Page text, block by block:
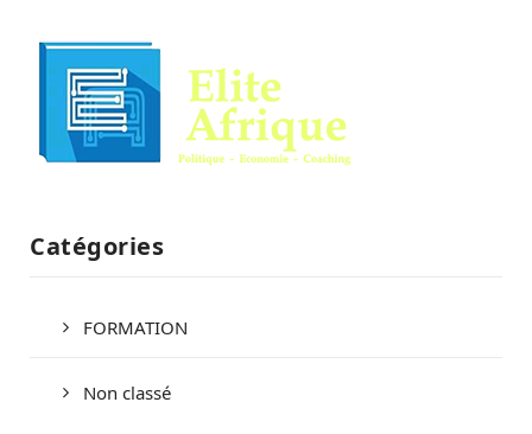
Catégories
FORMATION
Non classé